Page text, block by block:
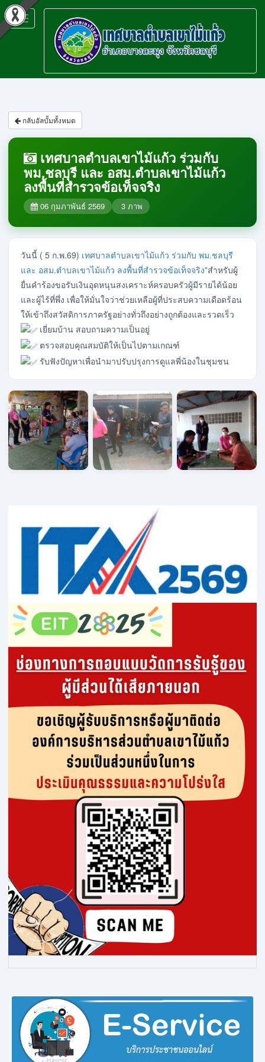
Toggle
navigation
กลับอัลบั้มทั้งหมด
เทศบาลตำบลเขาไม้แก้ว ร่วมกับ
พม.ชลบุรี และ อสม.ตำบลเขาไม้แก้ว
ลงพื้นที่สำรวจข้อเท็จจริง
06 กุมภาพันธ์ 2569 3 ภาพ
วันนี้ ( 5 ก.พ.69) เทศบาลตำบลเขาไม้แก้ว ร่วมกับ พม.ชลบุรี
และ อสม.ตำบลเขาไม้แก้ว ลงพื้นที่สำรวจข้อเท็จจริง"สำหรับผู้
ยื่นคำร้องขอรับเงินอุดหนุนสงเคราะห์ครอบครัวผู้มีรายได้น้อย
และผู้ไร้ที่พึ่ง เพื่อให้มั่นใจว่าช่วยเหลือผู้ที่ประสบความเดือดร้อน
ให้เข้าถึงสวัสดิการภาครัฐอย่างทั่วถึงอย่างถูกต้องและรวดเร็ว
เยี่ยมบ้าน สอบถามความเป็นอยู่
ตรวจสอบคุณสมบัติให้เป็นไปตามเกณฑ์
รับฟังปัญหาเพื่อนำมาปรับปรุงการดูแลพี่น้องในชุมชน